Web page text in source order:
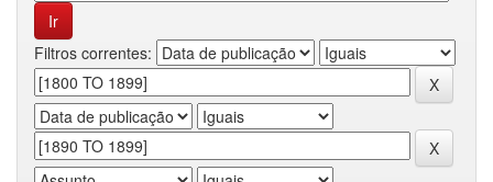
Filtros correntes: